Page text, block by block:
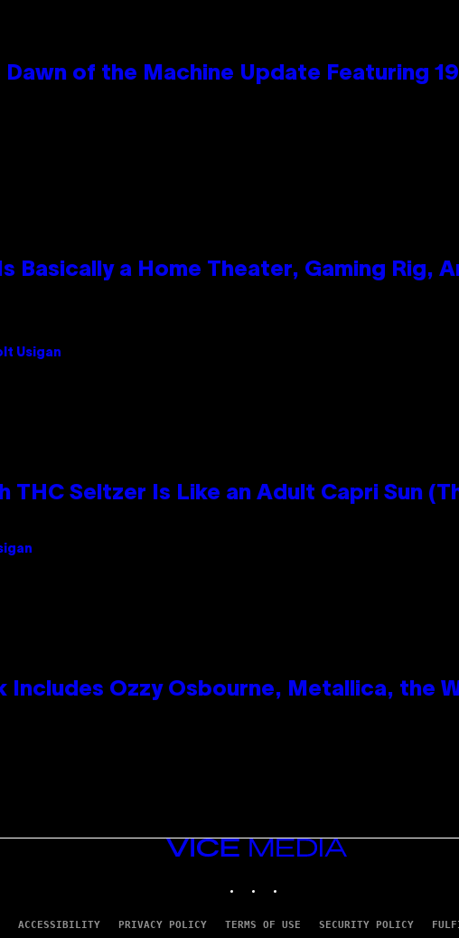
of the Machine Update Featuring
Basically a Home Theater, Gaming Rig,
Usigan
THC Seltzer Is Like an Adult Capri Sun
Includes Ozzy Osbourne, Metallica, the
VICE
ACCESSIBILITY PRIVACY POLICY TERMS OF USE SECURITY POLICY